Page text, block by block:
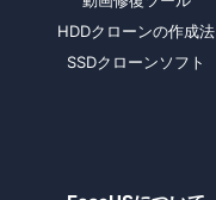
HDDクローンの作成法
SSDクローンソフト